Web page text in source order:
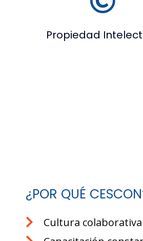
Propiedad
¿POR QUÉ
Cultura colaborativa